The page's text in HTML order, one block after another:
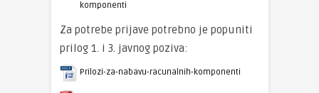
komponenti
Za potrebe prijave potrebno je popuniti
prilog 1. i 3. javnog poziva:
Prilozi-za-nabavu-racunalnih-komponenti